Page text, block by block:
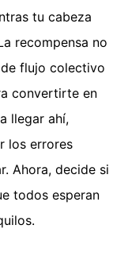
tu cabeza
recompensa no
flujo colectivo
convertirte en
llegar ahí,
los errores
Ahora, decide si
todos esperan